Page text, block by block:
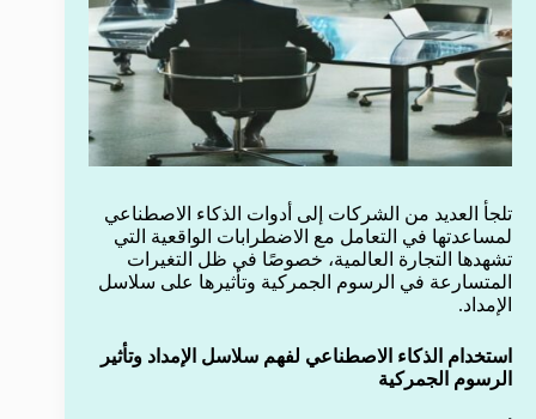
تلجأ العديد من الشركات إلى أدوات الذكاء الاصطناعي
لمساعدتها في التعامل مع الاضطرابات الواقعية التي
تشهدها التجارة العالمية، خصوصًا في ظل التغيرات
المتسارعة في الرسوم الجمركية وتأثيرها على سلاسل
الإمداد.
استخدام الذكاء الاصطناعي لفهم سلاسل الإمداد وتأثير
الرسوم الجمركية